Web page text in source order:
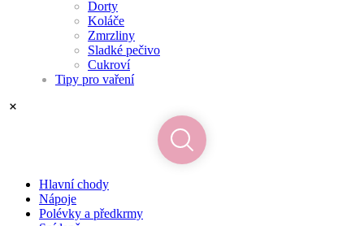
Dorty
Koláče
Zmrzliny
Sladké pečivo
Cukroví
Tipy pro vaření
Hlavní chody
Nápoje
Polévky a předkrmy